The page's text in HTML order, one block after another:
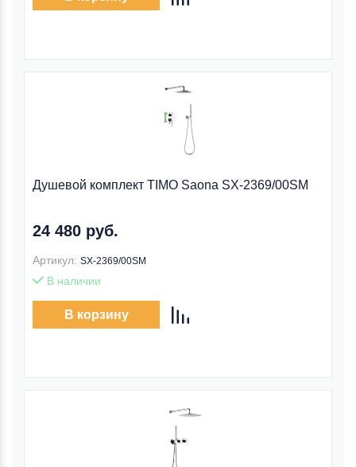
Душевой комплект TIMO Saona SX-2369/00SM
24 480 руб.
Артикул: SX-2369/00SM
В наличии
В корзину